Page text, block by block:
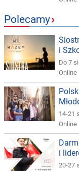
Polecamy›
i
Do 7
Online
14-21
Online
i
20-27